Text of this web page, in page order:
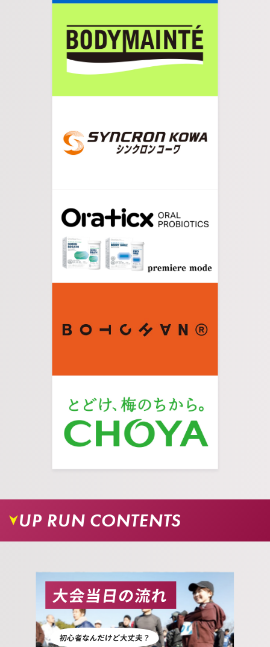
右手に商店街が目に入ったら右折します。
宿場町の商店街をしばらく進むと河川敷の入り口
が見えてきます。
08. スロープを登り、信号のない交差点を渡ると会場
09.
UP RUN CONTENTS